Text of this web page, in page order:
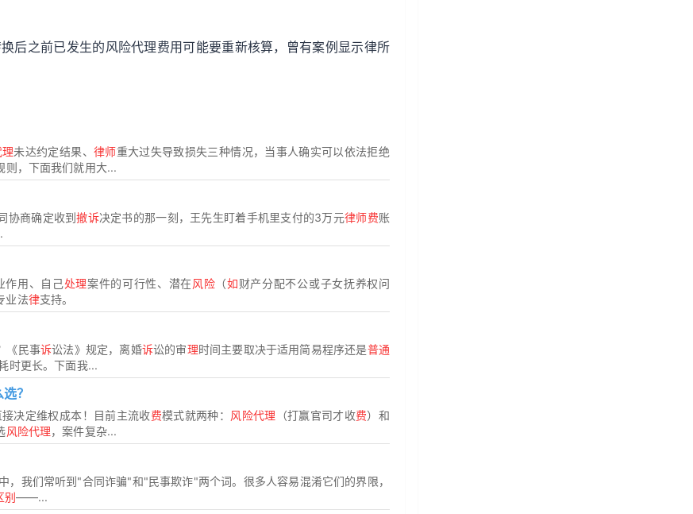
后之前已发生的风险代理费用可能要重新核算，曾有案例显示律所
未达约定结果、 律师重大过失导致损失三种情况，当事人确实可以依法拒绝
则，下面我们就用大...
协商确定收到撤诉决定书的那一刻，王先生盯着手机里支付的3万元律师费账
作用、自己处理案件的可行性、潜在风险 （如财产分配不公或子女抚养权问
业法律支持。
《民事诉讼法》规定，离婚诉讼的审理时间主要取决于适用简易程序还是普通
时更长。下面我...
？
接决定维权成本！目前主流收费模式就两种： 风险代理 （打赢官司才收费）和
风险代理，案件复杂...
，我们常听到"合同诈骗"和"民事欺诈"两个词。很多人容易混淆它们的界限，
别——...